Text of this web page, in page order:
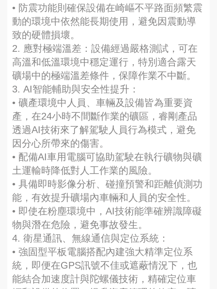
• 防震功能則確保設備在崎嶇不平路面頻繁震
動的環境中依然能長期使用，避免因震動導
致的硬體損壞。
2. 應對極端溫差：設備經過嚴格測試，可在
高溫和低溫環境中穩定運行，特別適合露天
礦場中的極端溫差條件，保障作業不中斷。
3. AI智能輔助與安全性提升：
• 礦產環境中人員、車輛及設備皆為重要資
產，在24小時不間斷作業的礦區，睿剛產品
透過AI技術來了解駕駛人員行為模式，避免
因分心所帶來的傷害。
• 配備AI車用電腦可協助駕駛在執行礦物與礦
土運輸時降低對人工作業的風險。
• 具備即時影像分析、碰撞預警和距離偵測功
能，有效提升礦場內車輛和人員的安全性。
• 即使在粉塵環境中，AI技術能準確辨識障礙
物與潛在危險，避免事故發生。
4. 衛星通訊、無線通信與定位系統：
• 強固型平板電腦搭配內建強大精準定位系
統，即便在GPS訊號不佳或遮蔽情況下，也
能結合加速度計與陀螺儀技術，精確定位車